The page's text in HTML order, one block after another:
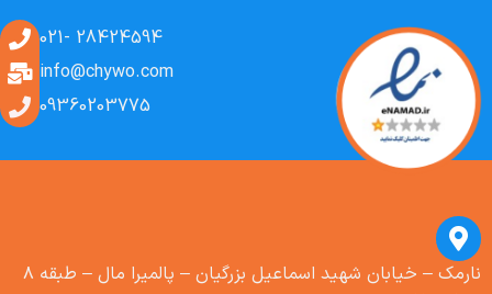
28424594 -021
info@chywo.com
09360203775
نارمک – خیابان شهید اسماعیل بزرگیان – پالمیرا مال – طبقه ۸